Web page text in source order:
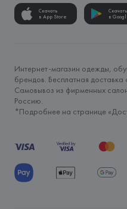
Скачать
в App Store
Скачать
в
Интернет-магазин одежды,
брендов. Бесплатная
Самовывоз из фирменных
Россию.
*Подробнее на странице «